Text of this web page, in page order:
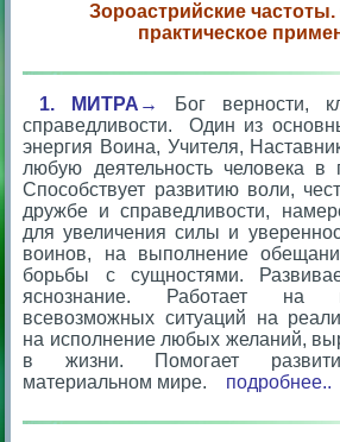
Зороастрийские
практическое
1. МИТРА→
Бог верности,
справедливости. Один из
энергия Воина, Учителя,
любую деятельность человека в
Способствует развитию воли,
дружбе и справедливости,
для увеличения силы и
воинов, на выполнение
борьбы с сущностями.
яснознание. Работает на
всевозможных ситуаций на
на исполнение любых желаний,
в жизни. Помогает
материальном мире.
подробнее..